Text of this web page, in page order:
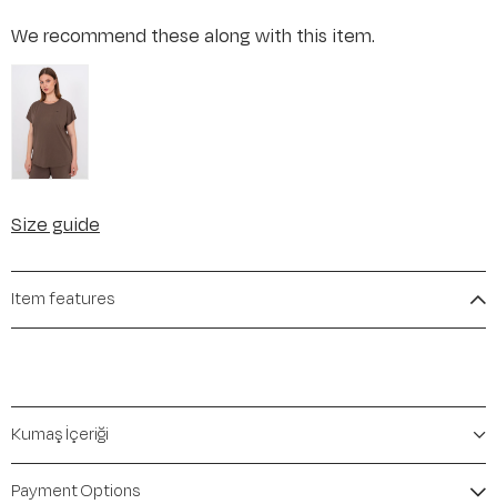
We recommend these along with this item.
Size guide
Item features
Kumaş İçeriği
Payment Options